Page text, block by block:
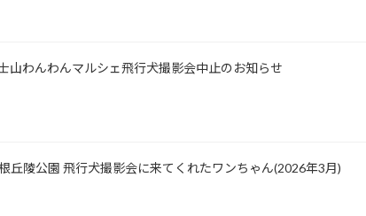
山わんわんマルシェ飛行犬撮影会中止のお知らせ
丘陵公園 飛行犬撮影会に来てくれたワンちゃん(2026年3月)